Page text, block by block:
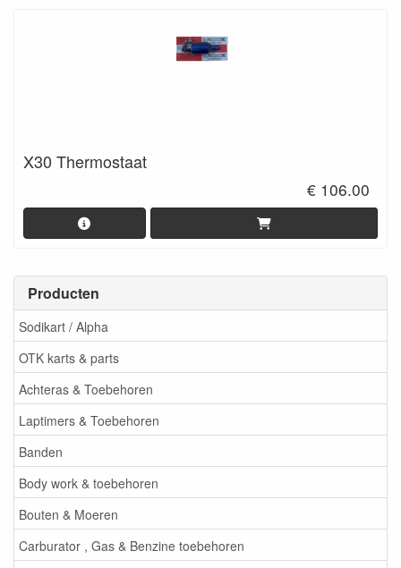
Producten
Sodikart / Alpha
OTK karts & parts
Achteras & Toebehoren
Laptimers & Toebehoren
Banden
Body work & toebehoren
Bouten & Moeren
Carburator , Gas & Benzine toebehoren
X30 Thermostaat
€ 106.00